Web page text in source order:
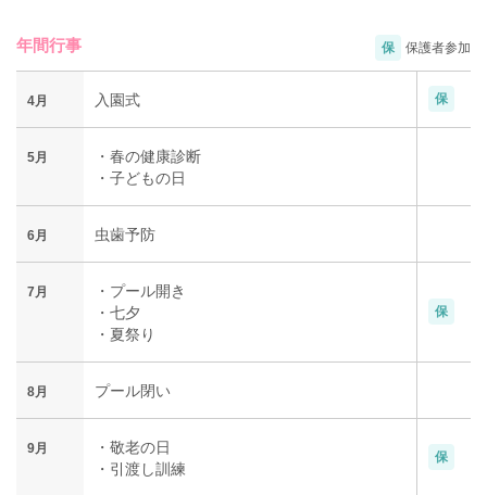
年間行事 保 保護者参加
4月 入園式 保
5月
・春の健康診断
・子どもの日
6月 虫歯予防
7月
・プール開き
・七夕
・夏祭り
保
8月 プール閉い
9月
・敬老の日
・引渡し訓練
保